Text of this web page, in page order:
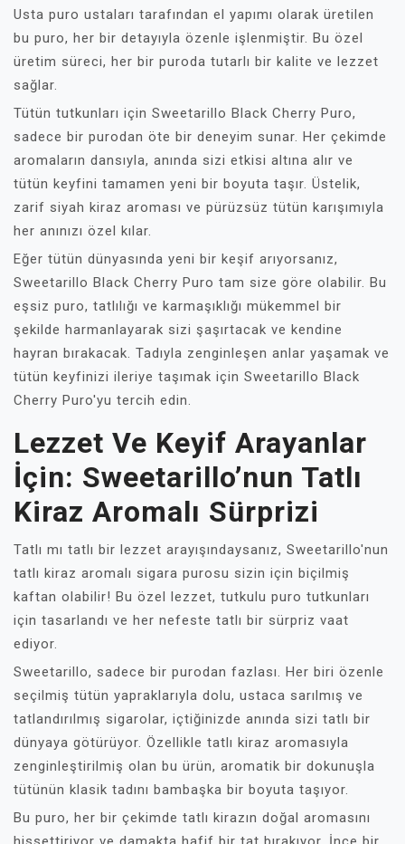
Usta puro ustaları tarafından el yapımı olarak üretilen
bu puro, her bir detayıyla özenle işlenmiştir. Bu özel
üretim süreci, her bir puroda tutarlı bir kalite ve lezzet
sağlar.
Tütün tutkunları için Sweetarillo Black Cherry Puro,
sadece bir purodan öte bir deneyim sunar. Her çekimde
aromaların dansıyla, anında sizi etkisi altına alır ve
tütün keyfini tamamen yeni bir boyuta taşır. Üstelik,
zarif siyah kiraz aroması ve pürüzsüz tütün karışımıyla
her anınızı özel kılar.
Eğer tütün dünyasında yeni bir keşif arıyorsanız,
Sweetarillo Black Cherry Puro tam size göre olabilir. Bu
eşsiz puro, tatlılığı ve karmaşıklığı mükemmel bir
şekilde harmanlayarak sizi şaşırtacak ve kendine
hayran bırakacak. Tadıyla zenginleşen anlar yaşamak ve
tütün keyfinizi ileriye taşımak için Sweetarillo Black
Cherry Puro'yu tercih edin.
Lezzet Ve Keyif Arayanlar
İçin: Sweetarillo’nun Tatlı
Kiraz Aromalı Sürprizi
Tatlı mı tatlı bir lezzet arayışındaysanız, Sweetarillo'nun
tatlı kiraz aromalı sigara purosu sizin için biçilmiş
kaftan olabilir! Bu özel lezzet, tutkulu puro tutkunları
için tasarlandı ve her nefeste tatlı bir sürpriz vaat
ediyor.
Sweetarillo, sadece bir purodan fazlası. Her biri özenle
seçilmiş tütün yapraklarıyla dolu, ustaca sarılmış ve
tatlandırılmış sigarolar, içtiğinizde anında sizi tatlı bir
dünyaya götürüyor. Özellikle tatlı kiraz aromasıyla
zenginleştirilmiş olan bu ürün, aromatik bir dokunuşla
tütünün klasik tadını bambaşka bir boyuta taşıyor.
Bu puro, her bir çekimde tatlı kirazın doğal aromasını